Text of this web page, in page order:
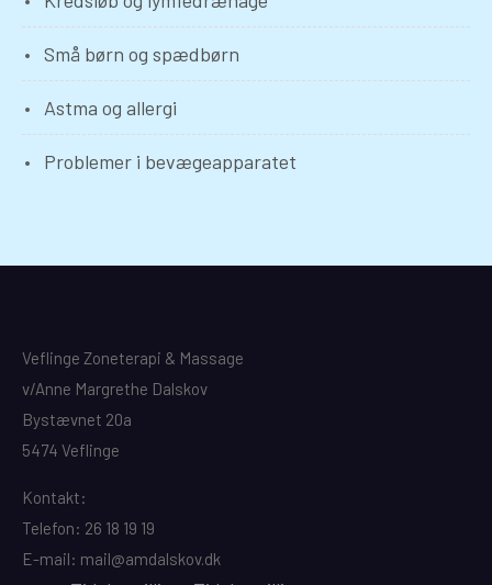
Små børn og spædbørn
Astma og allergi
Problemer i bevægeapparatet
Veflinge Zoneterapi & Massage
v/Anne Margrethe Dalskov
Bystævnet 20a
5474 Veflinge
Kontakt:
Telefon: 26 18 19 19
E-mail: mail@amdalskov.dk